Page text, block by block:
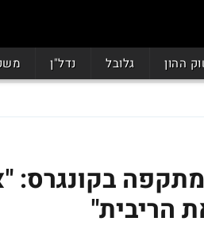
ההון גלובל נדל"ן
בקונגרס:
הריבית"